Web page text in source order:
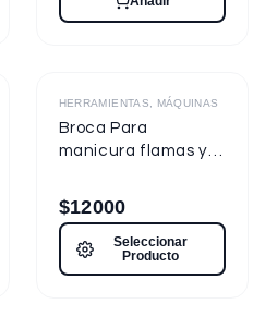
HERRAMIENTAS, MÁQUINAS
Broca Para
manicura flamas y
$12000
Seleccionar
Producto